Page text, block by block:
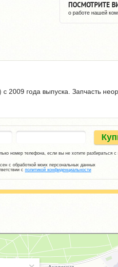
ПОСМОТРИТЕ
о работе нашей
года выпуска. Запчасть
номер телефона, если вы не хотите разбираться с
с обработкой моих персональных данных
с политикой конфиденциальности